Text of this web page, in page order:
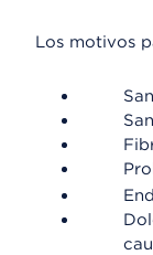
Los motivos